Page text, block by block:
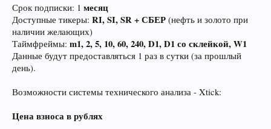
Срок подписки: 1 месяц
Доступные тикеры: RI, SI, SR + СБЕР (нефть и золото при
наличии желающих)
Таймфреймы: m1, 2, 5, 10, 60, 240, D1, D1 со склейкой, W1
Данные будут предоставляться 1 раз в сутки (за прошлый
день).
Возможности системы технического анализа - Xtick:
Цена взноса в рублях